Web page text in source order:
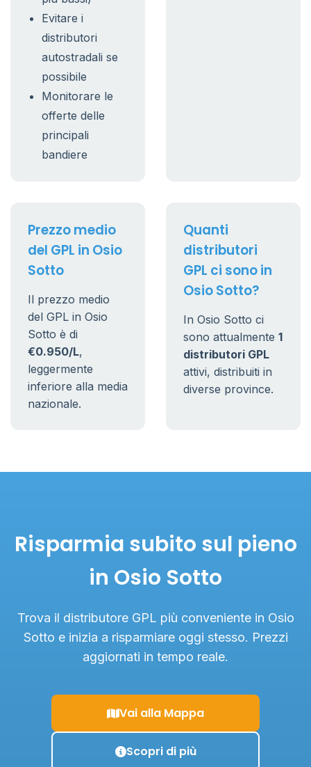
Evitare i
distributori
autostradali se
possibile
Monitorare le
offerte delle
principali
bandiere
Prezzo medio
del GPL in Osio
Sotto
Il prezzo medio
del GPL in Osio
Sotto è di
€0.950/L,
leggermente
inferiore alla media
nazionale.
Quanti
distributori
GPL ci sono in
Osio Sotto?
In Osio Sotto ci
sono attualmente 1
distributori GPL
attivi, distribuiti in
diverse province.
Risparmia subito sul pieno
in Osio Sotto
Trova il distributore GPL più conveniente in Osio
Sotto e inizia a risparmiare oggi stesso. Prezzi
aggiornati in tempo reale.
Vai alla Mappa
Scopri di più